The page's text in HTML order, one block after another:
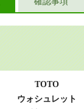
TOTO
ウォシュレット